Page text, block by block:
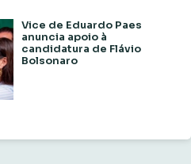
Vice de Eduardo Paes
anuncia apoio à
candidatura de Flávio
Bolsonaro